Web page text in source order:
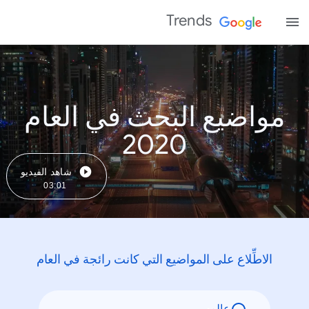
Trends
مواضيع البحث في العام
2020
شاهد الفيديو
03:01
الاطِّلاع على المواضيع التي كانت رائجة في العام